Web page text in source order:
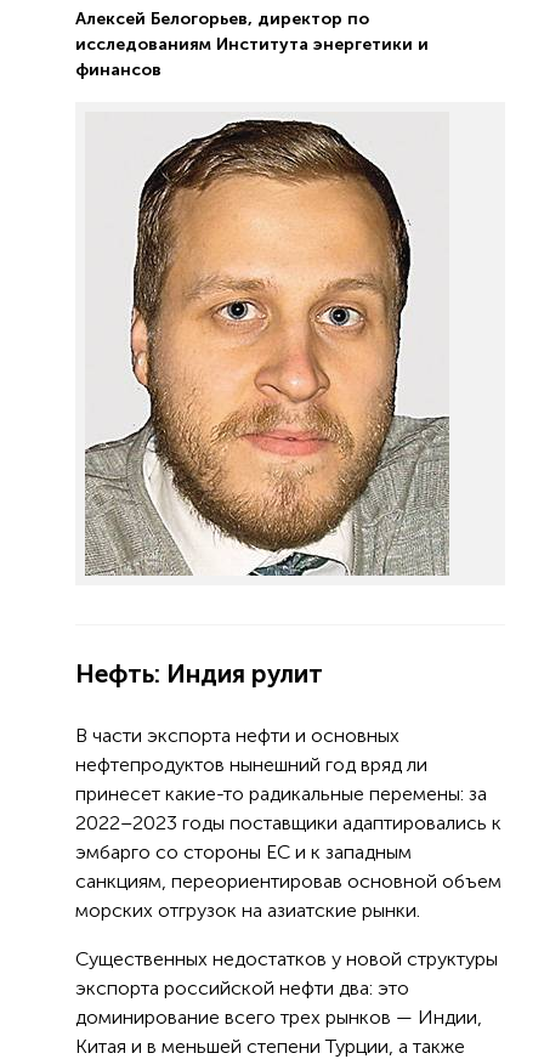
Алексей Белогорьев, директор по
исследованиям Института энергетики и
финансов
Нефть: Индия рулит
В части экспорта нефти и основных
нефтепродуктов нынешний год вряд ли
принесет какие-то радикальные перемены: за
2022–2023 годы поставщики адаптировались к
эмбарго со стороны ЕС и к западным
санкциям, переориентировав основной объем
морских отгрузок на азиатские рынки.
Существенных недостатков у новой структуры
экспорта российской нефти два: это
доминирование всего трех рынков — Индии,
Китая и в меньшей степени Турции, а также